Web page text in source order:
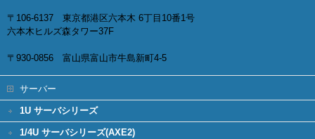
〒106-6137 東京都港区六本木 6丁目10番1号
六本木ヒルズ森タワー37F
〒930-0856 富山県富山市牛島新町4-5
サーバー
1U サーバシリーズ
1/4U サーバシリーズ(AXE2)